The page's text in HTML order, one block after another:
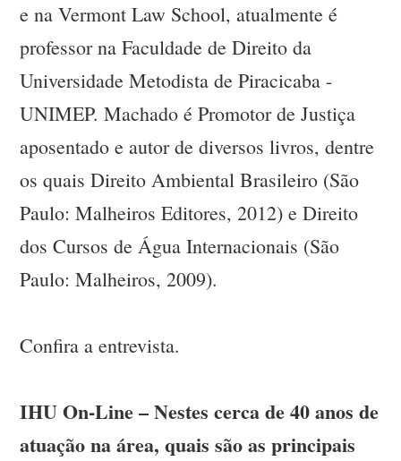
e na Vermont Law School, atualmente é
professor na Faculdade de Direito da
Universidade Metodista de Piracicaba -
UNIMEP. Machado é Promotor de Justiça
aposentado e autor de diversos livros, dentre
os quais Direito Ambiental Brasileiro (São
Paulo: Malheiros Editores, 2012) e Direito
dos Cursos de Água Internacionais (São
Paulo: Malheiros, 2009).
Confira a entrevista.
IHU On-Line – Nestes cerca de 40 anos de
atuação na área, quais são as principais